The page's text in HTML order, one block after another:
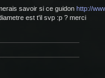
savoir si ce guidon http://
est t'il svp :p ? merci